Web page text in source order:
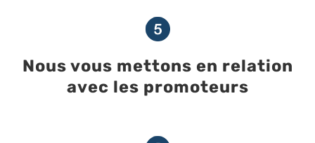
Nous vous mettons en relation
avec les promoteurs